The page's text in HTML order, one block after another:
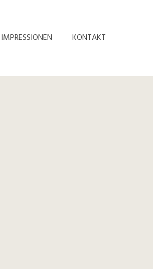
IMPRESSIONEN KONTAKT